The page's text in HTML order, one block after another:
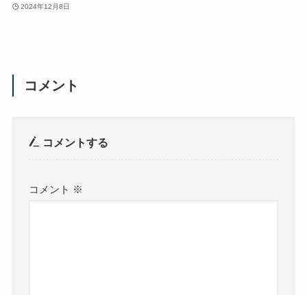
2024年12月8日
コメント
コメントする
コメント ※